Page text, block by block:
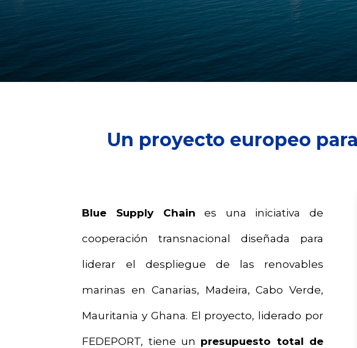
Un proyecto europeo
Blue Supply Chain es una iniciativa de
cooperación transnacional diseñada para
liderar el despliegue de las renovables
marinas en Canarias, Madeira, Cabo Verde,
Mauritania y Ghana. El proyecto, liderado por
FEDEPORT, tiene un presupuesto total de